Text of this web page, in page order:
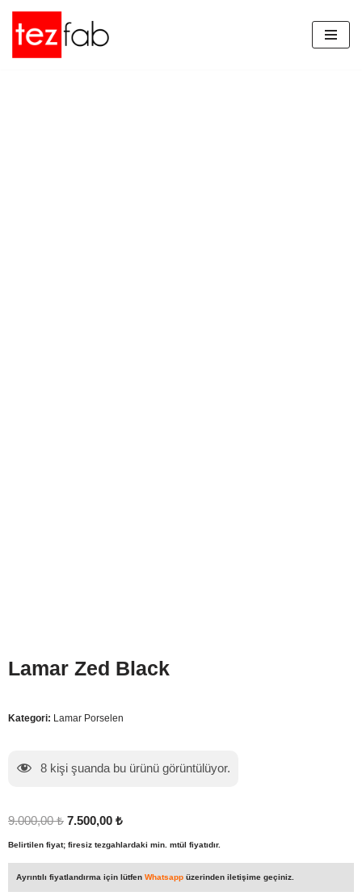
İçeriğe
geç
Lamar Zed Black
Kategori: Lamar Porselen
8 kişi şuanda bu ürünü görüntülüyor.
9.000,00₺ 7.500,00 ₺
Belirtilen fiyat; firesiz tezgahlardaki min. mtül fiyatıdır.
Ayrıntılı fiyatlandırma için lütfen Whatsapp üzerinden iletişime geçiniz.